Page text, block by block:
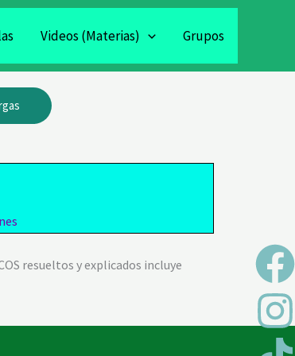
Videos (Materias) Grupos
F
a
c
I
n
s
T
i
k
h
a
T
e
l
Y
o
u
T
i
T
i
e
d
resueltos y explicados incluye